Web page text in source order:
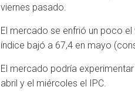
viernes pasado.
El mercado se enfrió un poco
índice bajó a 67,4 en mayo
El mercado podría
abril y el miércoles el IPC.